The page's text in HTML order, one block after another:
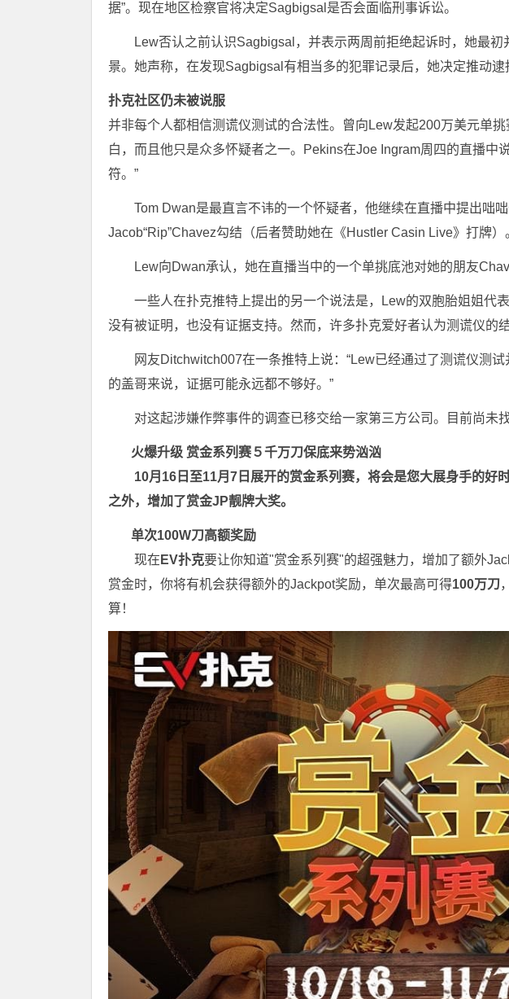
据”。现在地区检察官将决定Sagbigsal是否会面临刑事诉讼。
Lew否认之前认识Sagbigsal，并表示两周前拒绝起诉时，她最
景。她声称，在发现Sagbigsal有相当多的犯罪记录后，她决定推动逮
扑克社区仍未被说服
并非每个人都相信测谎仪测试的合法性。曾向Lew发起200万美元单
白，而且他只是众多怀疑者之一。Pekins在Joe Ingram周四的直播中
符。”
Tom Dwan是最直言不讳的一个怀疑者，他继续在直播中提出咄
Jacob“Rip”Chavez勾结（后者赞助她在《Hustler Casin Live》打牌）
Lew向Dwan承认，她在直播当中的一个单挑底池对她的朋友
一些人在扑克推特上提出的另一个说法是，Lew的双胞胎姐姐代
没有被证明，也没有证据支持。然而，许多扑克爱好者认为测谎仪的
网友Ditchwitch007在一条推特上说：“Lew已经通过了测谎仪测
的盖哥来说，证据可能永远都不够好。”
对这起涉嫌作弊事件的调查已移交给一家第三方公司。目前尚未
火爆升级 赏金系列赛５千万刀保底来势汹汹
10月16日至11月7日展开的赏金系列赛，将会是您大展身手的好
之外，增加了赏金JP靓牌大奖。
单次100W刀高额奖励
现在 EV扑克要让你知道"赏金系列赛"的超强魅力，增加了额外
赏金时，你将有机会获得额外的Jackpot奖励，单次最高可得100万刀
算！